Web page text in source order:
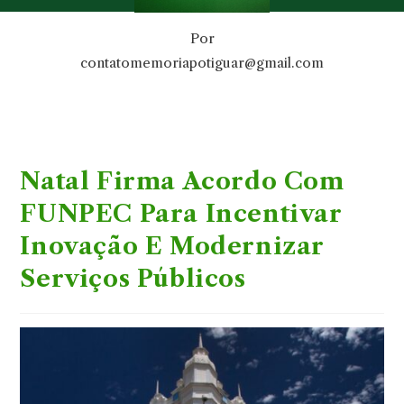
Por
contatomemoriapotiguar@gmail.com
Natal Firma Acordo Com
FUNPEC Para Incentivar
Inovação E Modernizar
Serviços Públicos